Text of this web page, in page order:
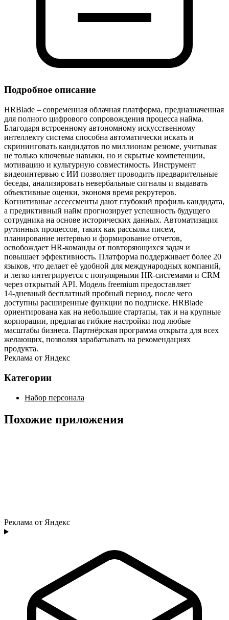
Подробное описание
HRBlade – современная облачная платформа, предназначенная
для полного цифрового сопровождения процесса найма.
Благодаря встроенному автономному искусственному
интеллекту система способна автоматически искать и
скрининговать кандидатов по миллионам резюме, учитывая
не только ключевые навыки, но и скрытые компетенции,
мотивацию и культурную совместимость. Инструмент
видеоинтервью с ИИ позволяет проводить предварительные
беседы, анализировать невербальные сигналы и выдавать
объективные оценки, экономя время рекрутеров.
Когнитивные ассессменты дают глубокий профиль кандидата,
а предиктивный найм прогнозирует успешность будущего
сотрудника на основе исторических данных. Автоматизация
рутинных процессов, таких как рассылка писем,
планирование интервью и формирование отчетов,
освобождает HR‑команды от повторяющихся задач и
повышает эффективность. Платформа поддерживает более 20
языков, что делает её удобной для международных компаний,
и легко интегрируется с популярными HR‑системами и CRM
через открытый API. Модель freemium предоставляет
14‑дневный бесплатный пробный период, после чего
доступны расширенные функции по подписке. HRBlade
ориентирована как на небольшие стартапы, так и на крупные
корпорации, предлагая гибкие настройки под любые
масштабы бизнеса. Партнёрская программа открыта для всех
желающих, позволяя зарабатывать на рекомендациях
продукта.
Реклама от Яндекс
Категории
Набор персонала
Похожие приложения
Реклама от Яндекс